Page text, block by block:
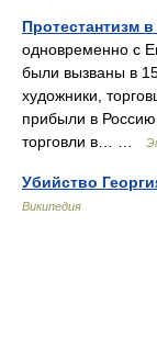
Протестантизм
одновременно с
были вызваны в
художники,
прибыли в
торговли в… …
Убийство
Википедия